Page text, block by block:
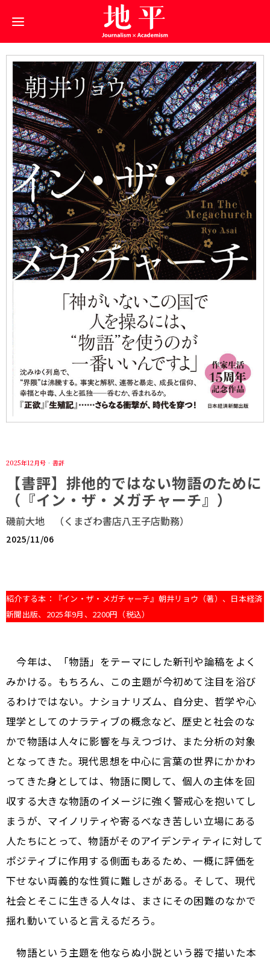
2025年12月号 · 書評
【書評】排他的ではない物語のために
（『イン・ザ・メガチャーチ』）
磯前大地 （くまざわ書店八王子店勤務）
2025/11/06
紹介する本：『イン・ザ・メガチャーチ』朝井リョウ（著）、日本経済
新聞出版、2025年9月、2200円（税込）
今年は、「物語」をテーマにした新刊や論稿をよく
みかける。もちろん、この主題が今初めて注目を浴び
るわけではない。ナショナリズム、自分史、哲学や心
理学としてのナラティブの概念など、歴史と社会のな
かで物語は人々に影響を与えつづけ、また分析の対象
となってきた。現代思想を中心に言葉の世界にかかわ
ってきた身としては、物語に関して、個人の主体を回
収する大きな物語のイメージに強く警戒心を抱いてし
まうが、マイノリティや寄るべなき苦しい立場にある
人たちにとって、物語がそのアイデンティティに対して
ポジティブに作用する側面もあるため、一概に評価を
下せない両義的な性質に難しさがある。そして、現代
社会とそこに生きる人々は、まさにその困難のなかで
揺れ動いていると言えるだろう。
物語という主題を他ならぬ小説という器で描いた本